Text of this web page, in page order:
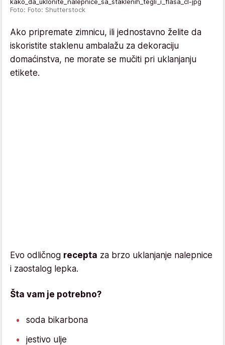
Foto: Foto: Shutterstock
Ako pripremate zimnicu, ili jednostavno želite da
iskoristite staklenu ambalažu za dekoraciju
domaćinstva, ne morate se mučiti pri uklanjanju
etikete.
Evo odličnog recepta za brzo uklanjanje nalepnice
i zaostalog lepka.
Šta vam je potrebno?
soda bikarbona
jestivo ulje